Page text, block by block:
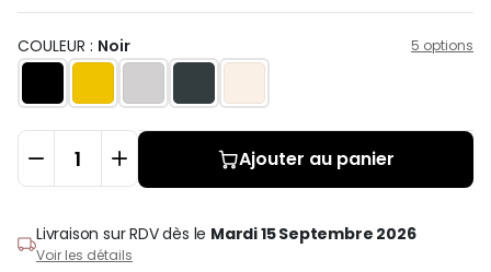
COULEUR : Noir 5 options
Ajouter au panier
Livraison sur RDVdès le Mardi 15 Septembre 2026
Voir les détails